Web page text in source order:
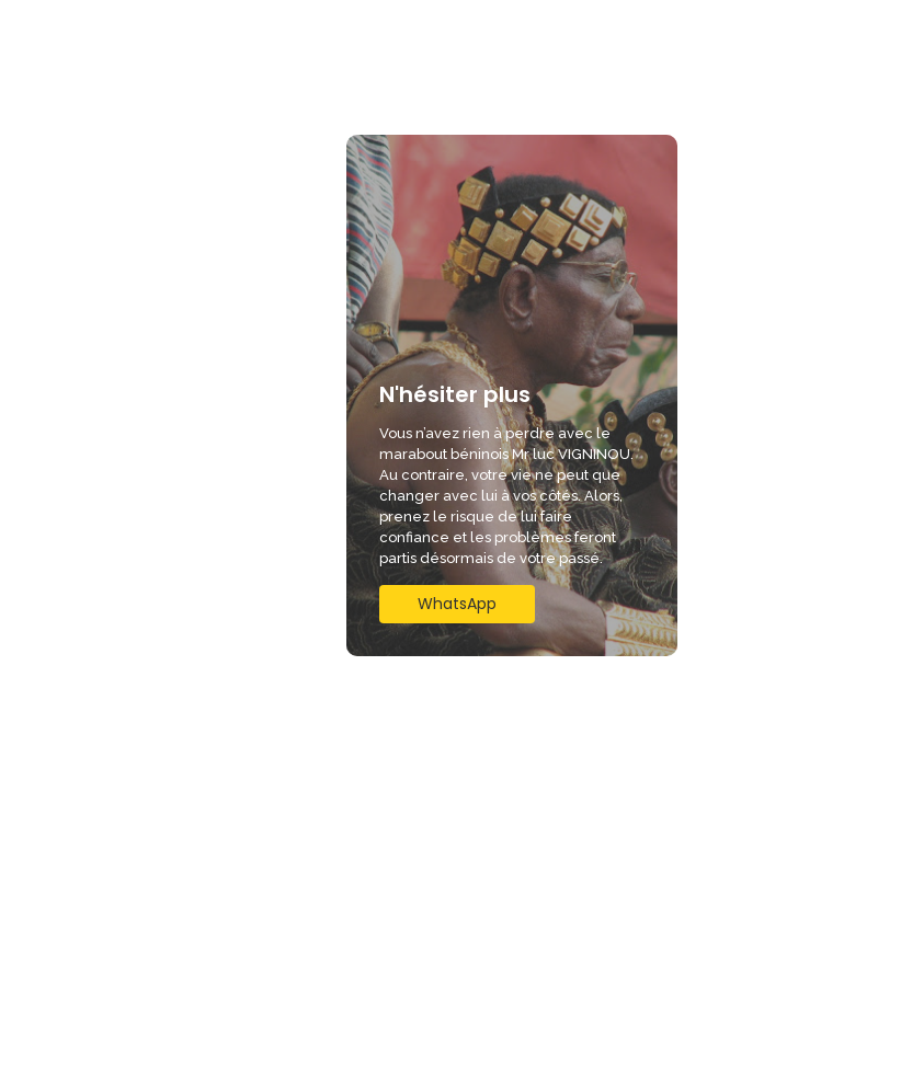
N'hésiter plus
Vous n’avez rien à perdre avec le
marabout béninois Mr luc VIGNINOU.
Au contraire, votre vie ne peut que
changer avec lui à vos côtés. Alors,
prenez le risque de lui faire
confiance et les problèmes feront
partis désormais de votre passé.
WhatsApp